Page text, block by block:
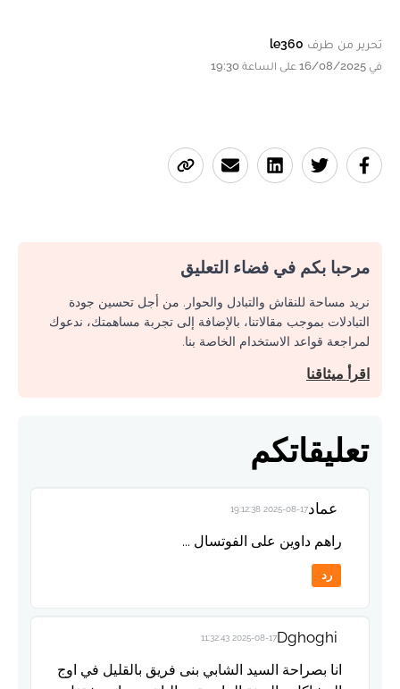
تحرير من طرف le360
في 16/08/2025 على الساعة 19:30
مرحبا بكم في فضاء التعليق
نريد مساحة للنقاش والتبادل والحوار. من أجل تحسين جودة
التبادلات بموجب مقالاتنا، بالإضافة إلى تجربة مساهمتك، ندعوك
لمراجعة قواعد الاستخدام الخاصة بنا.
اقرأ ميثاقنا
تعليقاتكم
عماد2025-08-17 19:12:38
راهم داوين على الفوتسال ...
رد
Dghoghi
2025-08-17 11:32:43
انا بصراحة السيد الشابي بنى فريق بالقليل في اوج